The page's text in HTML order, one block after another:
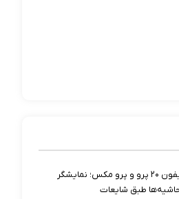
افشای رندرهای آیفون ۲۰ پرو و پرو مکس؛ نمایشگر
طبق شایعات